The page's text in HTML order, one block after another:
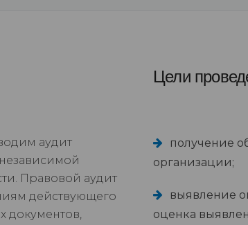
аудит
Правовой аудит
действующего
документов,
Цели
получение
организации;
выявление
оценка